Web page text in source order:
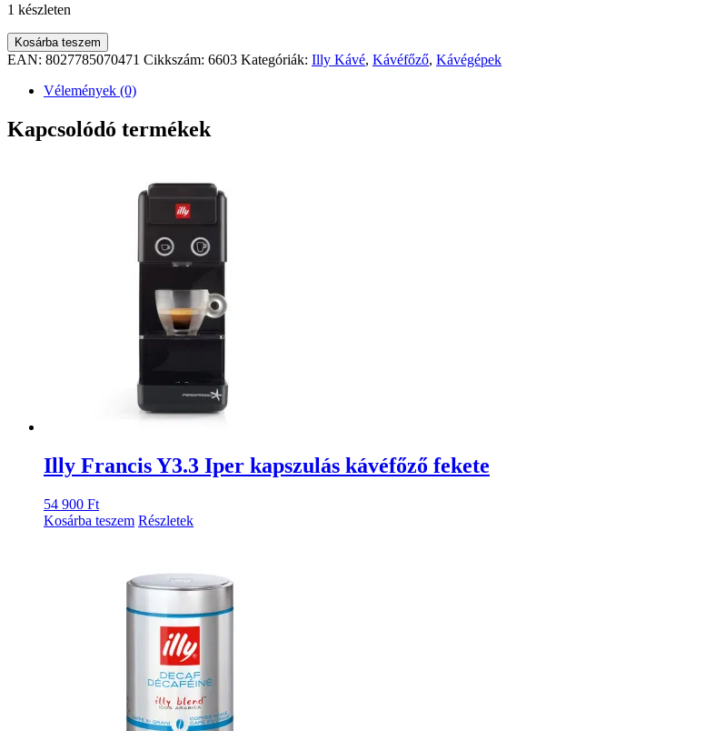
1 készleten
Francis
X7.1
kapszulás
fekete
mennyiség
Kosárba teszem
EAN: 8027785070471 Cikkszám: 6603 Kategóriák: Illy Kávé, Kávéfőző, Kávégépek
Vélemények (0)
Kapcsolódó termékek
Illy Francis Y3.3 Iper kapszulás kávéfőző fekete
54 900 Ft
Kosárba teszem Részletek